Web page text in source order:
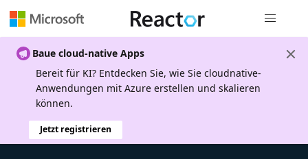
Baue cloud-native Apps
Bereit für KI? Entdecken Sie, wie Sie cloudnative-
Anwendungen mit Azure erstellen und skalieren
können.
Jetzt registrieren